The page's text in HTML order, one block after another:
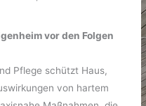
vor den Folgen
Pflege schützt Haus,
von hartem